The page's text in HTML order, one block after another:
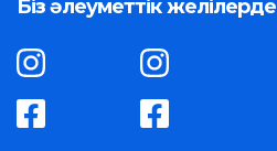
Біз әлеуметтік желілерде